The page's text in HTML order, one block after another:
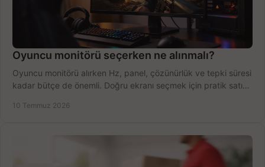
Oyuncu monitörü seçerken ne alınmalı?
Oyuncu monitörü alırken Hz, panel, çözünürlük ve tepki süresi
kadar bütçe de önemli. Doğru ekranı seçmek için pratik satın
10 Temmuz 2026